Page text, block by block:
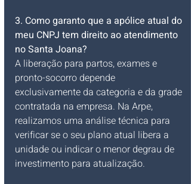
3. Como garanto que a apólice atual do
meu CNPJ tem direito ao atendimento
no Santa Joana?
A liberação para partos, exames e
pronto-socorro depende
exclusivamente da categoria e da grade
contratada na empresa. Na Arpe,
realizamos uma análise técnica para
verificar se o seu plano atual libera a
unidade ou indicar o menor degrau de
investimento para atualização.